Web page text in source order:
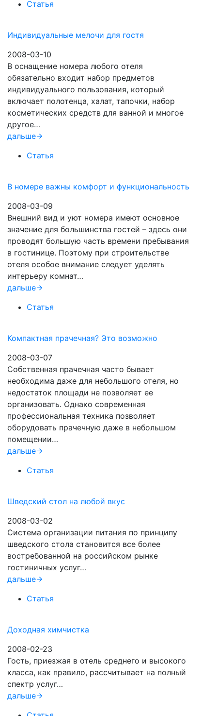
Статья
Индивидуальные мелочи для гостя
2008-03-10
В оснащение номера любого отеля
обязательно входит набор предметов
индивидуального пользования, который
включает полотенца, халат, тапочки, набор
косметических средств для ванной и многое
другое…
дальше
Статья
В номере важны комфорт и функциональность
2008-03-09
Внешний вид и уют номера имеют основное
значение для большинства гостей – здесь они
проводят большую часть времени пребывания
в гостинице. Поэтому при строительстве
отеля особое внимание следует уделять
интерьеру комнат…
дальше
Статья
Компактная прачечная? Это возможно
2008-03-07
Собственная прачечная часто бывает
необходима даже для небольшого отеля, но
недостаток площади не позволяет ее
организовать. Однако современная
профессиональная техника позволяет
оборудовать прачечную даже в небольшом
помещении…
дальше
Статья
Шведский стол на любой вкус
2008-03-02
Система организации питания по принципу
шведского стола становится все более
востребованной на российском рынке
гостиничных услуг…
дальше
Статья
Доходная химчистка
2008-02-23
Гость, приезжая в отель среднего и высокого
класса, как правило, рассчитывает на полный
спектр услуг…
дальше